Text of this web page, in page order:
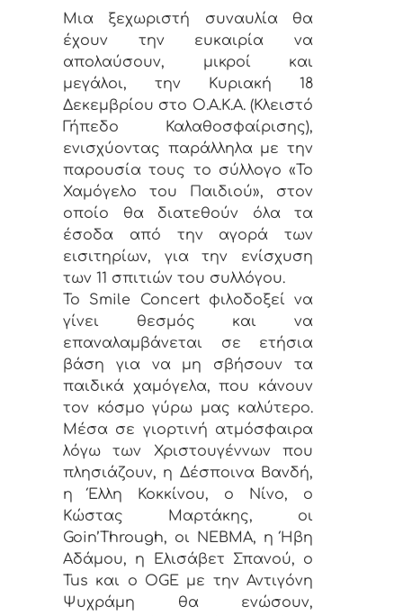
Μια ξεχωριστή συναυλία θα
έχουν την ευκαιρία να
απολαύσουν, μικροί και
μεγάλοι, την Κυριακή 18
Δεκεμβρίου στο Ο.Α.Κ.Α. (Κλειστό
Γήπεδο Καλαθοσφαίρισης),
ενισχύοντας παράλληλα με την
παρουσία τους το σύλλογο «Το
Χαμόγελο του Παιδιού», στον
οποίο θα διατεθούν όλα τα
έσοδα από την αγορά των
εισιτηρίων, για την ενίσχυση
των 11 σπιτιών του συλλόγου.
Το Smile Concert φιλοδοξεί να
γίνει θεσμός και να
επαναλαμβάνεται σε ετήσια
βάση για να μη σβήσουν τα
παιδικά χαμόγελα, που κάνουν
τον κόσμο γύρω μας καλύτερο.
Μέσα σε γιορτινή ατμόσφαιρα
λόγω των Χριστουγέννων που
πλησιάζουν, η Δέσποινα Βανδή,
η Έλλη Κοκκίνου, ο Νίνο, ο
Κώστας Μαρτάκης, οι
Goin’Through, οι ΝΕΒΜΑ, η Ήβη
Αδάμου, η Ελισάβετ Σπανού, ο
Tus και ο OGE με την Αντιγόνη
Ψυχράμη θα ενώσουν,